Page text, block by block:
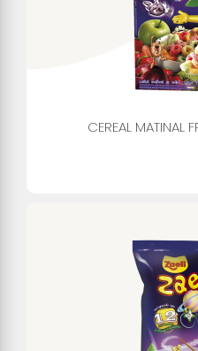
CEREAL MATINAL